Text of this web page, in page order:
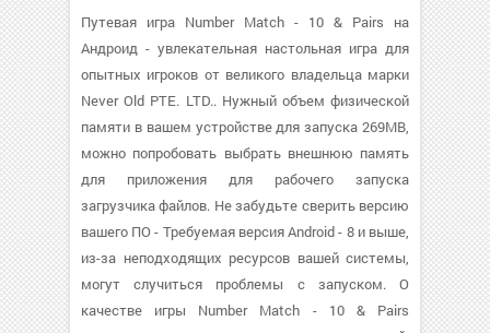
Путевая игра Number Match - 10 & Pairs на
Андроид - увлекательная настольная игра для
опытных игроков от великого владельца марки
Never Old PTE. LTD.. Нужный объем физической
памяти в вашем устройстве для запуска 269MB,
можно попробовать выбрать внешнюю память
для приложения для рабочего запуска
загрузчика файлов. Не забудьте сверить версию
вашего ПО - Требуемая версия Android - 8 и выше,
из-за неподходящих ресурсов вашей системы,
могут случиться проблемы с запуском. О
качестве игры Number Match - 10 & Pairs